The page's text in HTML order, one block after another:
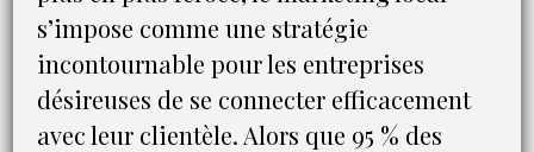
s’impose comme une stratégie
incontournable pour les entreprises
désireuses de se connecter efficacement
avec leur clientèle. Alors que 95 % des